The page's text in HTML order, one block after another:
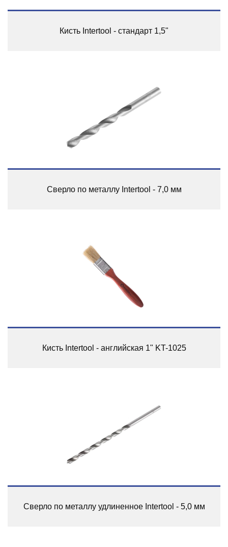
Кисть Intertool - стандарт 1,5"
Сверло по металлу Intertool - 7,0 мм
Кисть Intertool - английская 1" KT-1025
Сверло по металлу удлиненное Intertool - 5,0 мм